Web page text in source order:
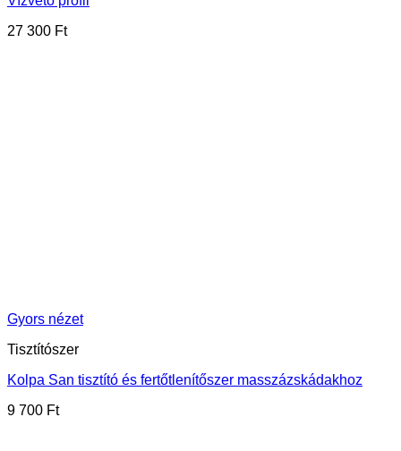
27 300 Ft
Gyors nézet
Tisztítószer
Kolpa San tisztító és fertőtlenítőszer masszázskádakhoz
9 700 Ft